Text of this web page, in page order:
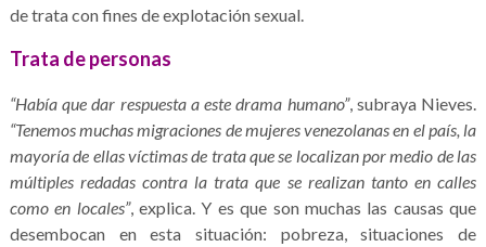
de trata con fines de explotación sexual.
Trata de personas
“Había que dar respuesta a este drama humano”, subraya Nieves.
“Tenemos muchas migraciones de mujeres venezolanas en el país, la
mayoría de ellas víctimas de trata que se localizan por medio de las
múltiples redadas contra la trata que se realizan tanto en calles
como en locales”, explica. Y es que son muchas las causas que
desembocan en esta situación: pobreza, situaciones de